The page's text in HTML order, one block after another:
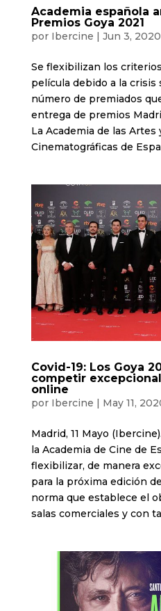
Academia española
Premios Goya 2021
por Ibercine | Jun 3, 2020
Se flexibilizan los
película debido a la crisis
número de premiados
entrega de premios
La Academia de las Artes
Cinematográficas de
Covid-19: Los Goya
competir
online
por Ibercine | May 11,
Madrid, 11 Mayo
la Academia de Cine de
flexibilizar, de manera
para la próxima edición
norma que establece el
salas comerciales y con